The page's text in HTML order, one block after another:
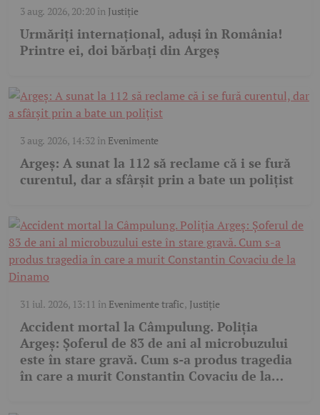
3 aug. 2026, 20:20în Justiție
Urmăriți internațional, aduși în România!
Printre ei, doi bărbați din Argeș
3 aug. 2026, 14:32 în Evenimente
Argeș: A sunat la 112 să reclame că i se fură
curentul, dar a sfârșit prin a bate un polițist
31 iul. 2026, 13:11 în Evenimente trafic, Justiție
Accident mortal la Câmpulung. Poliția
Argeș: Șoferul de 83 de ani al microbuzului
este în stare gravă. Cum s-a produs tragedia
în care a murit Constantin Covaciu de la